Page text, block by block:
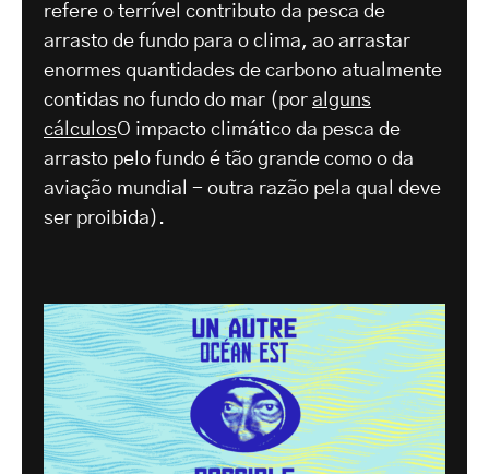
refere o terrível contributo da pesca de
arrasto de fundo para o clima, ao arrastar
enormes quantidades de carbono atualmente
contidas no fundo do mar (por alguns
cálculosO impacto climático da pesca de
arrasto pelo fundo é tão grande como o da
aviação mundial - outra razão pela qual deve
ser proibida).